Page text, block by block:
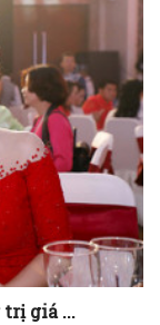
không chỉ ...